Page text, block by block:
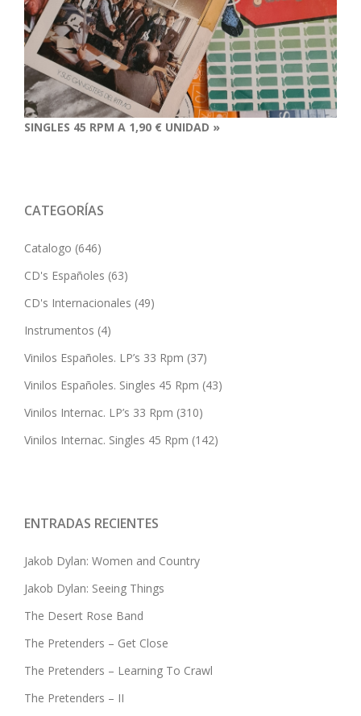
SINGLES 45 RPM A 1,90 € UNIDAD »
CATEGORÍAS
Catalogo (646)
CD's Españoles (63)
CD's Internacionales (49)
Instrumentos (4)
Vinilos Españoles. LP’s 33 Rpm (37)
Vinilos Españoles. Singles 45 Rpm (43)
Vinilos Internac. LP’s 33 Rpm (310)
Vinilos Internac. Singles 45 Rpm (142)
ENTRADAS RECIENTES
Jakob Dylan: Women and Country
Jakob Dylan: Seeing Things
The Desert Rose Band
The Pretenders – Get Close
The Pretenders – Learning To Crawl
The Pretenders – II